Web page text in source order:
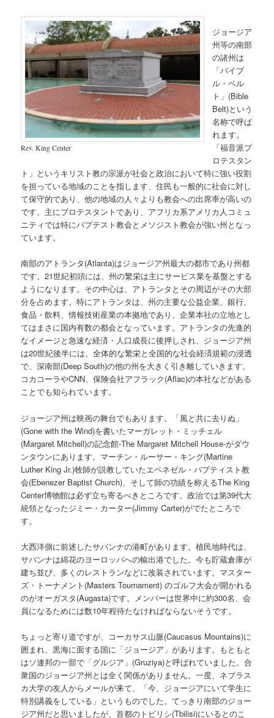
Rev. King Center
ジョージア
州等の南部
の諸州は
「バイブ
ル・ベル
ト」(Bible
Belt)という
名称で呼ば
れます。
「福音派プ
ロテスタン
ト」というキリスト教の宗派が社会と政治において特に強い役割
を担っている地域のことを指します、住民も一般的に社会に対し
て保守的であり、他の地域の人々よりも教会への出席率が高いの
です。主にプロテスタントであり、アフリカ系アメリカ人コミュ
ニティでは特にバプテスト教会とメソジスト教会が強い州となっ
ています。
南部のアトランタ(Atlanta)はジョージア州最大の都市であり州都
です。21世紀初頭には、州の繁栄は主にサービス業を基盤とする
ようになります。その中心は、アトランタとその周辺がその大部
分を占めます。特にアトランタは、州の主要な公益企業、銀行、
食品・飲料、情報技術産業の本拠地であり、企業本社の立地とし
てはまさに国内有数の都会となっています。アトランタの先進的
なイメージと急速な経済・人口成長に後押しされ、ジョージア州
は20世紀後半には、全体的な繁栄と全国的な社会経済規範の浸透
で、深南部(Deep South)の他の州を大きく引き離していきます。
コカコーラやCNN、保険会社アフラック(Aflac)の本社などがある
ことでも知られています。
ジョージア州は映画の舞台でもあります。「風と共に去りぬ」
(Gone with the Wind)を書いたマーガレット・ミッチェル
(Margaret Mitchell)の記念館-The Margaret Mitchell House-がダウ
ンタウンにあります。マーチン・ルーサー・キング(Martine
Luther King Jr.)牧師が説教していたエベネゼル・バプティスト教
会(Ebenezer Baptist Church)、そして師の功績を称えるThe King
Center博物館は必ず立ち寄るべきところです。政治では第39代大
統領となったジミー・カーター(Jimmy Carter)がでたところで
す。
大西洋側に前述したサバンナの港町があります。植民地時代は、
サバンナは綿花のヨーロッパへの輸出港でした。今も貯蔵倉庫が
建ち並び、多くのレストランなどに改装されています。マスター
ズ・トーナメント(Masters Tournament) のゴルフ大会が開かれる
のがオーガスタ(Augasta)です。メンバーは世界中に約300名、会
員になるためには数10年程待たなければならないそうです。
ちょっと寄り道ですが、コーカサス山脈(Caucasus Mountains)に
囲まれ、黒海に面する国に「ジョージア」があります。もともと
はソ連邦の一部で「グルジア」(Gruziya)と呼ばれていました。合
衆国のジョージア州とは全く関係がありません。一度、ネブラス
カ大学の友人からメールが来て、「今、ジョージアにいて学生に
特別講義をしている」というものでした。てっきり南部のジョー
ジア州だと思いましたが、首都のトビリシ(Tbilisi)にいるとのこ